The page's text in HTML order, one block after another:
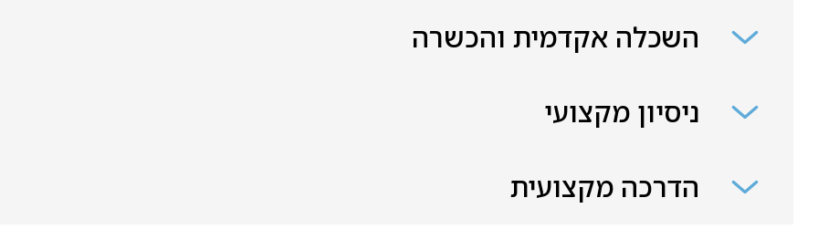
השכלה אקדמית והכשרה
ניסיון מקצועי
הדרכה מקצועית